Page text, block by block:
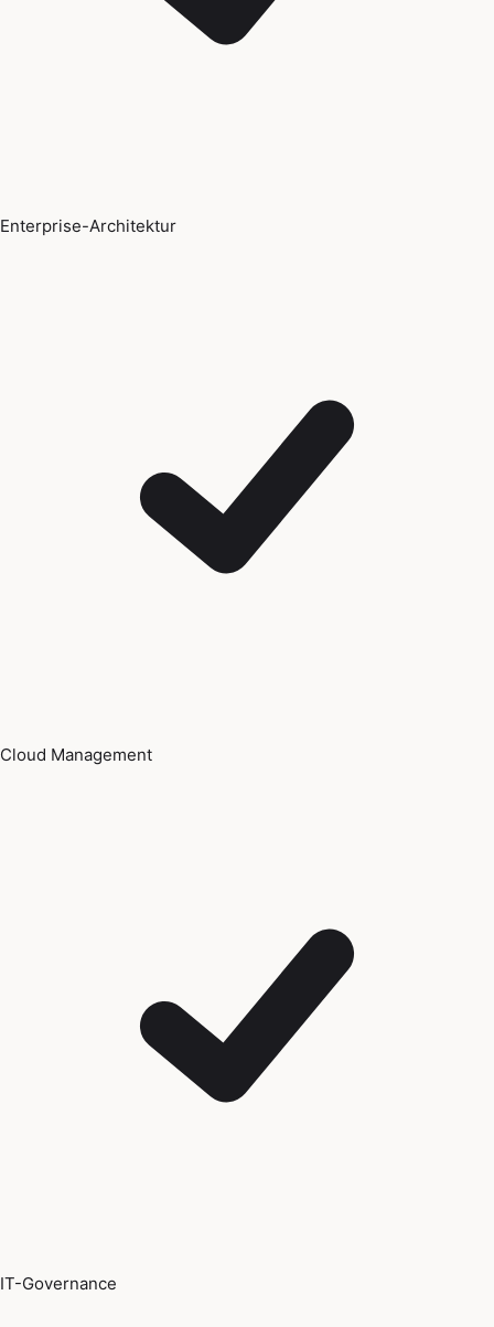
Enterprise-Architektur
Cloud Management
IT-Governance